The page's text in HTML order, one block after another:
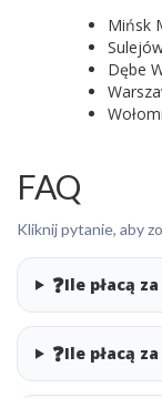
Mińsk
Dębe
FAQ
Kliknij pytanie, aby
❓Ile płacą
❓Ile płacą